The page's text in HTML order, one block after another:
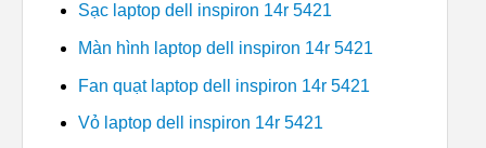
Sạc laptop dell inspiron 14r 5421
Màn hình laptop dell inspiron 14r 5421
Fan quạt laptop dell inspiron 14r 5421
Vỏ laptop dell inspiron 14r 5421